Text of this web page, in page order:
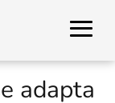
adapta